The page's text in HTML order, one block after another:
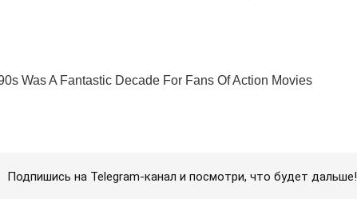
Подпишись на Telegram-канал и посмотри, что будет дальше!